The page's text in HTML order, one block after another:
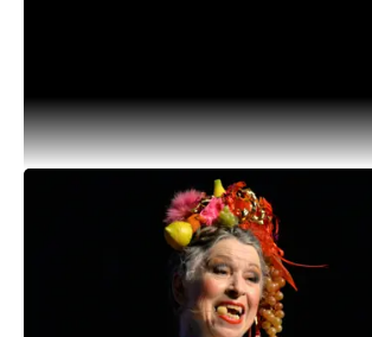
TV baskeren Vild med Dans.
dansegulv, glimmer, simili,
Så glæd dig til at se et brag af en